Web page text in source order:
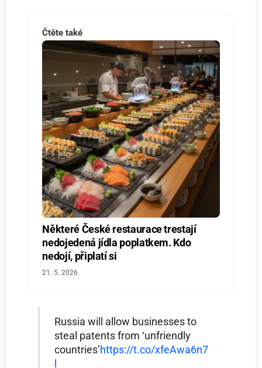
Čtěte také
Některé České restaurace trestají
nedojedená jídla poplatkem. Kdo
nedojí, připlatí si
21. 5. 2026
Russia will allow businesses to
steal patents from ‘unfriendly
countries’https://t.co/xfeAwa6n7